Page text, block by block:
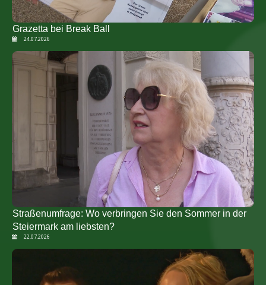
Grazetta bei Break Ball
24.07.2026
Straßenumfrage: Wo verbringen Sie den Sommer in der
Steiermark am liebsten?
22.07.2026